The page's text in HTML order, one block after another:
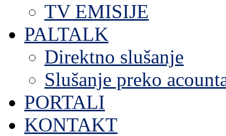
TV EMISIJE
PALTALK
Direktno slušanje
Slušanje preko
PORTALI
KONTAKT